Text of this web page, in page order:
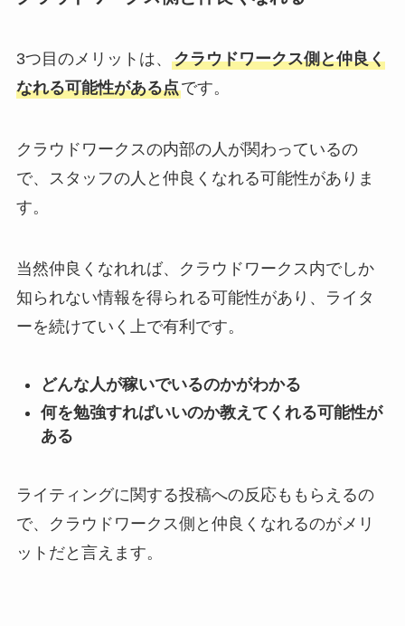
3つ目のメリットは、 クラウドワークス側と仲良く
なれる可能性がある点です。
クラウドワークスの内部の人が関わっているの
で、スタッフの人と仲良くなれる可能性がありま
す。
当然仲良くなれれば、クラウドワークス内でしか
知られない情報を得られる可能性があり、ライタ
ーを続けていく上で有利です。
どんな人が稼いでいるのかがわかる
何を勉強すればいいのか教えてくれる可能性が
ある
ライティングに関する投稿への反応ももらえるの
で、クラウドワークス側と仲良くなれるのがメリ
ットだと言えます。